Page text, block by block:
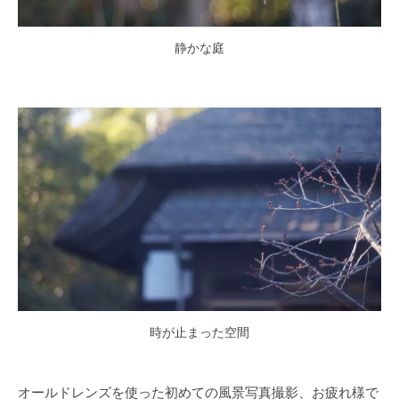
静かな庭
時が止まった空間
オールドレンズを使った初めての風景写真撮影、お疲れ様で